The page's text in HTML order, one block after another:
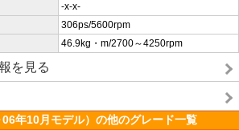
-x-x-
306ps/5600rpm
46.9kg・m/2700～4250rpm
を見る
年10月モデル）の他のグレード一覧